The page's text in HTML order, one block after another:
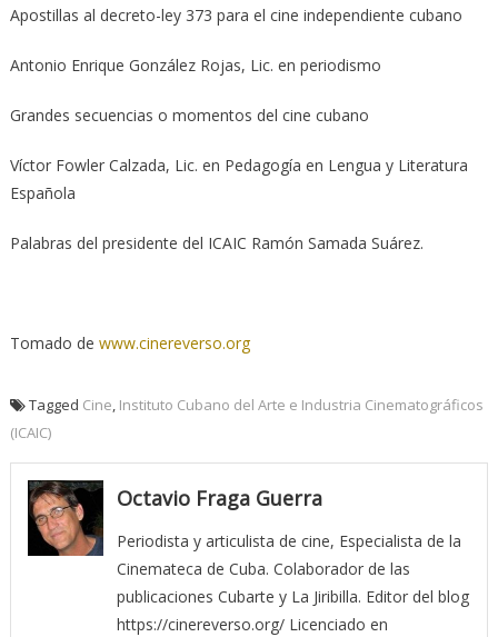
Apostillas al decreto-ley 373 para el cine independiente cubano
Antonio Enrique González Rojas, Lic. en periodismo
Grandes secuencias o momentos del cine cubano
Víctor Fowler Calzada, Lic. en Pedagogía en Lengua y Literatura
Española
Palabras del presidente del ICAIC Ramón Samada Suárez.
Tomado de www.cinereverso.org
Tagged Cine, Instituto Cubano del Arte e Industria Cinematográficos
(ICAIC)
Octavio Fraga Guerra
Periodista y articulista de cine, Especialista de la
Cinemateca de Cuba. Colaborador de las
publicaciones Cubarte y La Jiribilla. Editor del blog
https://cinereverso.org/ Licenciado en